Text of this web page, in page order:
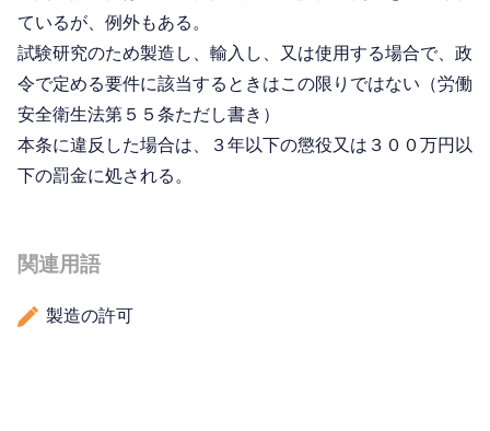
ているが、例外もある。
試験研究のため製造し、輸入し、又は使用する場合で、政
令で定める要件に該当するときはこの限りではない（労働
安全衛生法第５５条ただし書き）
本条に違反した場合は、３年以下の懲役又は３００万円以
下の罰金に処される。
関連用語
製造の許可